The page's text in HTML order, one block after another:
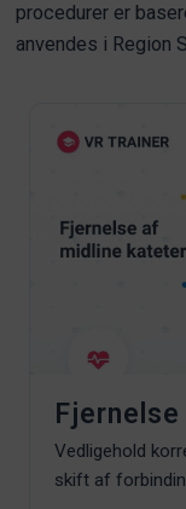
procedurer er
anvendes i Region
Vedligehold
skift af